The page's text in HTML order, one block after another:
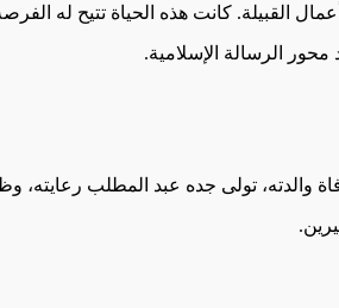
كانت هذه الحياة تتيح له
الرسالة الإسلامية.
تولى جده عبد المطلب رعايته،